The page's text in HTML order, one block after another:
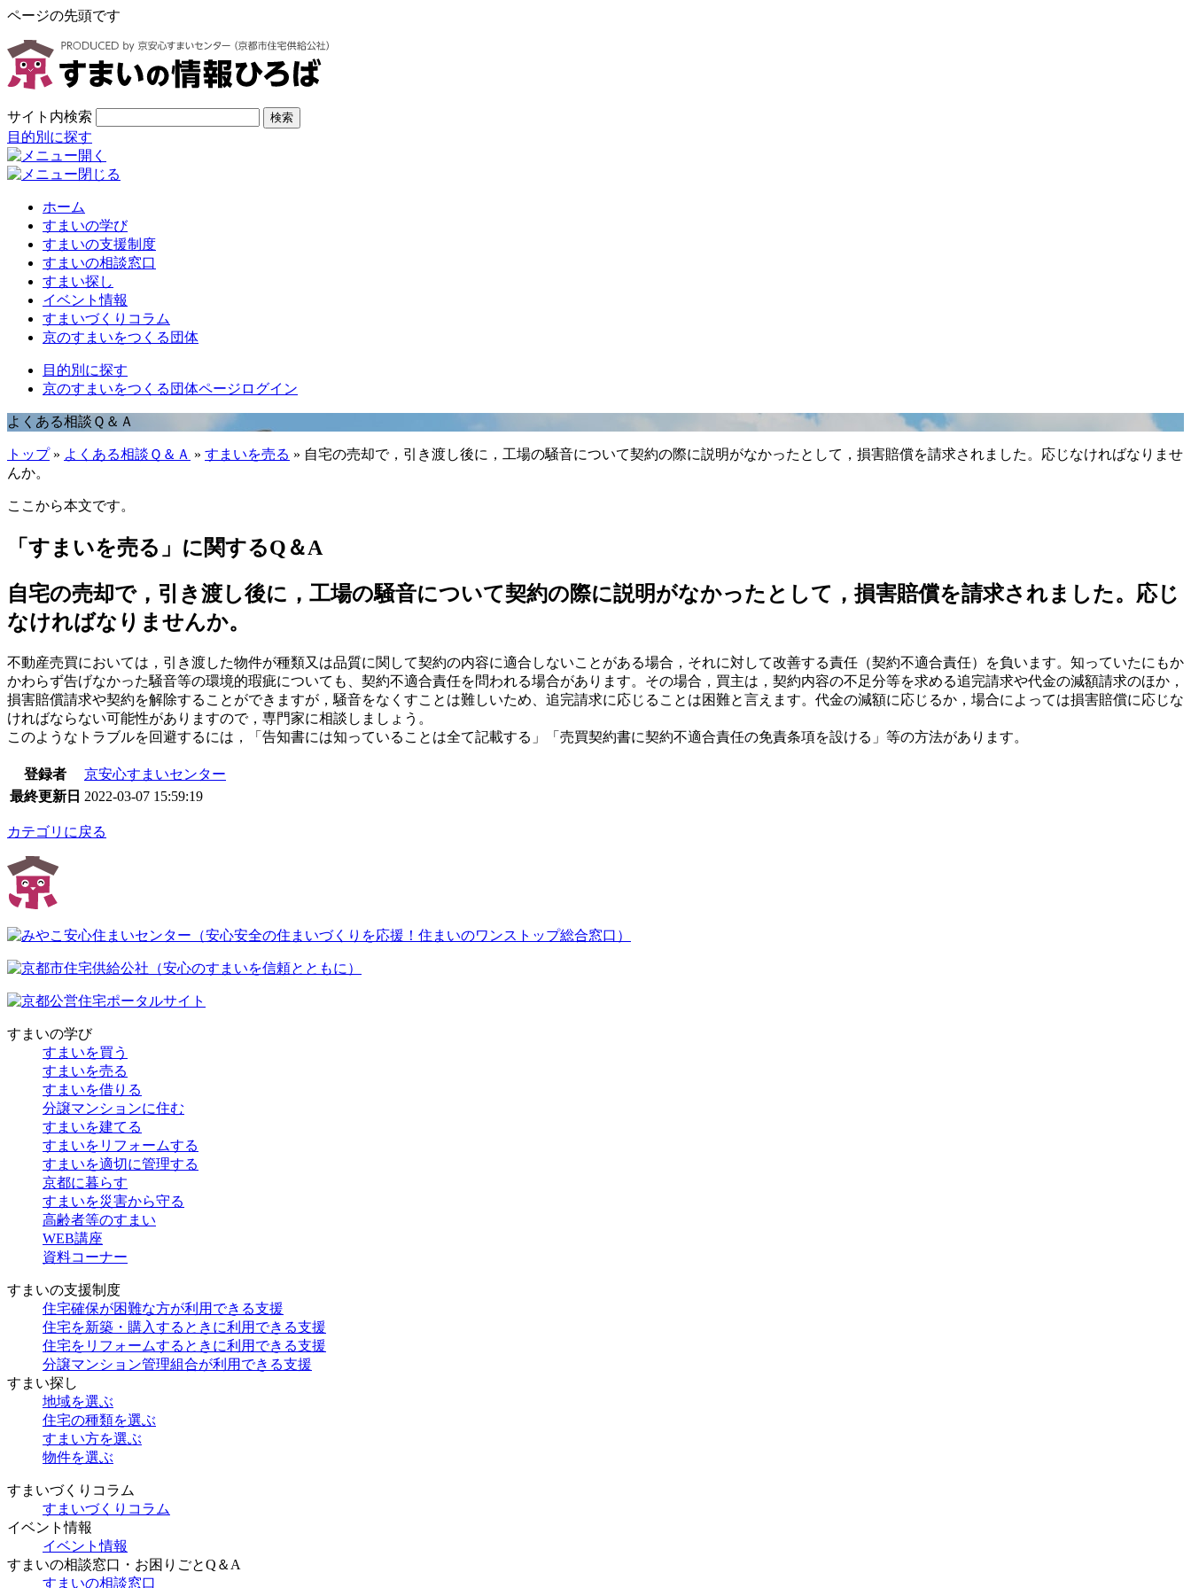
ページの先頭です
サイト内検索 検索
目的別に探す
ホーム
すまいの学び
すまいの支援制度
すまいの相談窓口
すまい探し
イベント情報
すまいづくりコラム
京のすまいをつくる団体
目的別に探す
京のすまいをつくる団体ページログイン
よくある相談Ｑ＆Ａ
トップ» よくある相談Ｑ＆Ａ » すまいを売る » 自宅の売却で，引き渡し後に，工場の騒音について契約の際に説明がなかったとして，損害賠償を請求されました。応じなければなりませ
んか。
ここから本文です。
「すまいを売る」に関するQ＆A
自宅の売却で，引き渡し後に，工場の騒音について契約の際に説明がなかったとして，損害賠償を請求されました。応じ
なければなりませんか。
不動産売買においては，引き渡した物件が種類又は品質に関して契約の内容に適合しないことがある場合，それに対して改善する責任（契約不適合責任）を負います。知っていたにもか
かわらず告げなかった騒音等の環境的瑕疵についても、契約不適合責任を問われる場合があります。その場合，買主は，契約内容の不足分等を求める追完請求や代金の減額請求のほか，
損害賠償請求や契約を解除することができますが，騒音をなくすことは難しいため、追完請求に応じることは困難と言えます。代金の減額に応じるか，場合によっては損害賠償に応じな
ければならない可能性がありますので，専門家に相談しましょう。
このようなトラブルを回避するには，「告知書には知っていることは全て記載する」「売買契約書に契約不適合責任の免責条項を設ける」等の方法があります。
登録者
京安心すまいセンター
最終更新日 2022-03-07 15:59:19
カテゴリに戻る
すまいの学び
すまいを買う
すまいを売る
すまいを借りる
分譲マンションに住む
すまいを建てる
すまいをリフォームする
すまいを適切に管理する
京都に暮らす
すまいを災害から守る
高齢者等のすまい
WEB講座
資料コーナー
すまいの支援制度
住宅確保が困難な方が利用できる支援
住宅を新築・購入するときに利用できる支援
住宅をリフォームするときに利用できる支援
分譲マンション管理組合が利用できる支援
すまい探し
地域を選ぶ
住宅の種類を選ぶ
すまい方を選ぶ
物件を選ぶ
すまいづくりコラム
すまいづくりコラム
イベント情報
イベント情報
すまいの相談窓口・お困りごとQ＆A
すまいの相談窓口